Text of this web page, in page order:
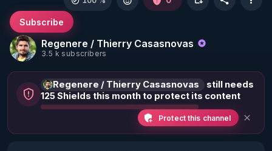
Regenere / Thierry Casasnovas
3.5 k subscribers
Subscribe
Regenere / Thierry Casasnovas
still needs
125 Shields this month to protect its content
Protect this channel